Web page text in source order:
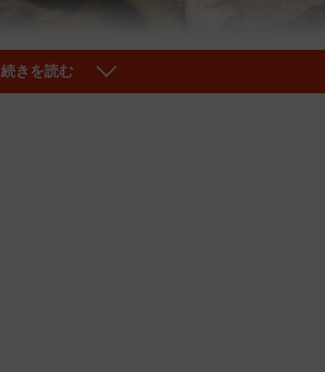
続きを読む